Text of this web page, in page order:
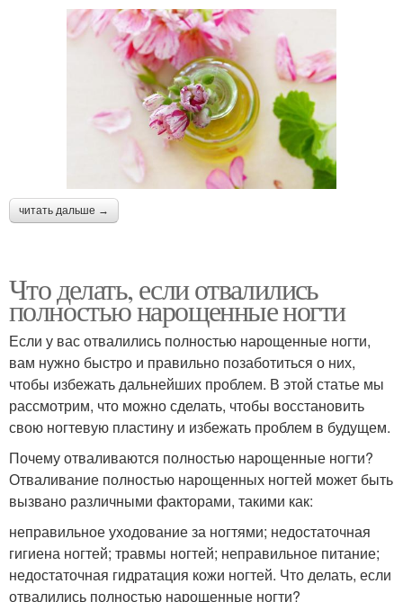
читать дальше →
Что делать, если отвалились
полностью нарощенные ногти
Если у вас отвалились полностью нарощенные ногти,
вам нужно быстро и правильно позаботиться о них,
чтобы избежать дальнейших проблем. В этой статье мы
рассмотрим, что можно сделать, чтобы восстановить
свою ногтевую пластину и избежать проблем в будущем.
Почему отваливаются полностью нарощенные ногти?
Отваливание полностью нарощенных ногтей может быть
вызвано различными факторами, такими как:
неправильное уходование за ногтями; недостаточная
гигиена ногтей; травмы ногтей; неправильное питание;
недостаточная гидратация кожи ногтей. Что делать, если
отвалились полностью нарощенные ногти?